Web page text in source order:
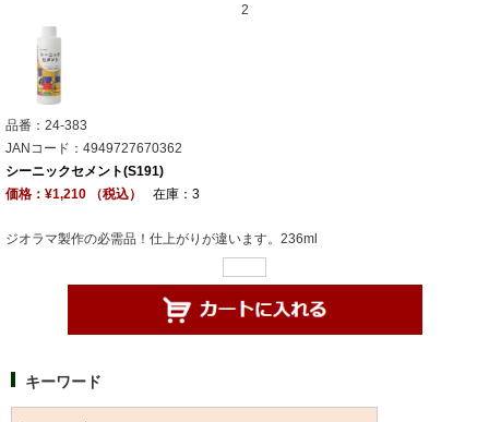
2
品番：24-383
JANコード：4949727670362
シーニックセメント(S191)
価格：¥1,210 （税込）
在庫：3
ジオラマ製作の必需品！仕上がりが違います。236ml
キーワード